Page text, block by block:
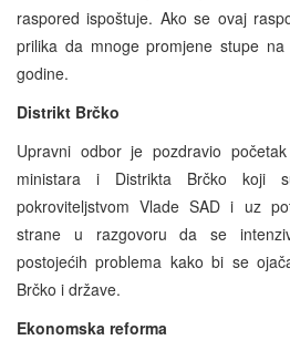
raspored ispoštuje. Ako se ovaj
prilika da mnoge promjene stupe
godine.
Distrikt Brčko
Upravni odbor je pozdravio
ministara i Distrikta Brčko koji
pokroviteljstvom Vlade SAD i uz
strane u razgovoru da se
postojećih problema kako bi se
Brčko i države.
Ekonomska reforma